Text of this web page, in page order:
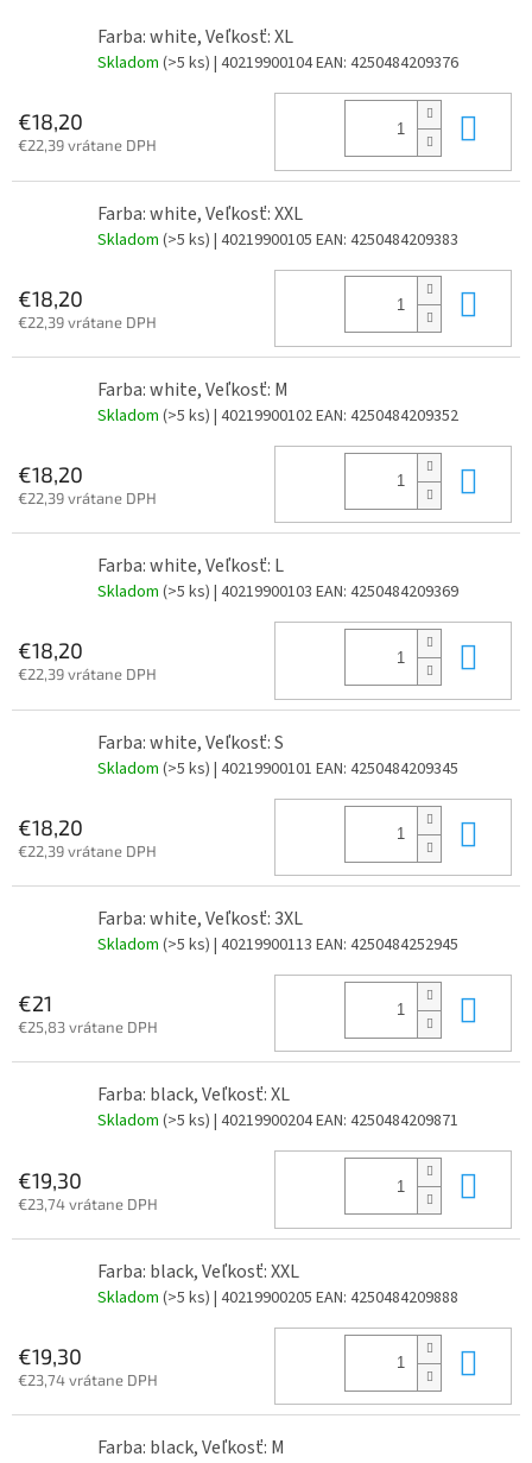
Farba: white, Veľkosť: XL
Skladom (>5 ks) | 40219900104EAN: 4250484209376
€18,20
€22,39 vrátane DPH
Farba: white, Veľkosť: XXL
Skladom (>5 ks) | 40219900105 EAN: 4250484209383
€18,20
€22,39 vrátane DPH
Farba: white, Veľkosť: M
Skladom (>5 ks) | 40219900102EAN: 4250484209352
€18,20
€22,39 vrátane DPH
Farba: white, Veľkosť: L
Skladom (>5 ks) | 40219900103 EAN: 4250484209369
€18,20
€22,39 vrátane DPH
Farba: white, Veľkosť: S
Skladom (>5 ks) | 40219900101 EAN: 4250484209345
€18,20
€22,39 vrátane DPH
Farba: white, Veľkosť: 3XL
Skladom (>5 ks) | 40219900113 EAN: 4250484252945
€21
€25,83 vrátane DPH
Farba: black, Veľkosť: XL
Skladom (>5 ks) | 40219900204EAN: 4250484209871
€19,30
€23,74 vrátane DPH
Farba: black, Veľkosť: XXL
Skladom (>5 ks) | 40219900205 EAN: 4250484209888
€19,30
€23,74 vrátane DPH
Farba: black, Veľkosť: M